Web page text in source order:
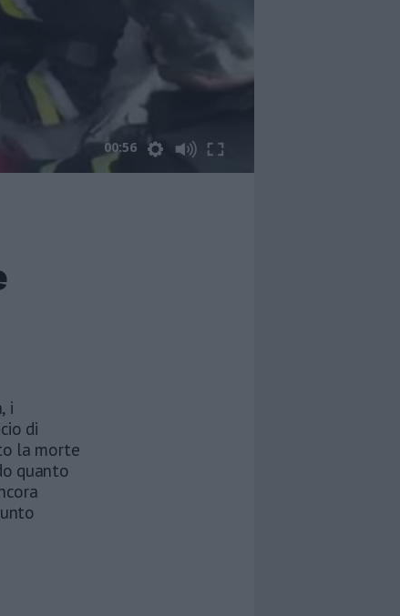
00:56
i
di
la morte
quanto